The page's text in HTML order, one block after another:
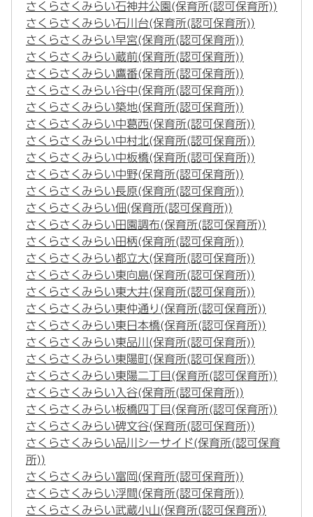
さくらさくみらい石神井公園(保育所(認可保育所))
さくらさくみらい石川台(保育所(認可保育所))
さくらさくみらい早宮(保育所(認可保育所))
さくらさくみらい蔵前(保育所(認可保育所))
さくらさくみらい鷹番(保育所(認可保育所))
さくらさくみらい谷中(保育所(認可保育所))
さくらさくみらい築地(保育所(認可保育所))
さくらさくみらい中葛西(保育所(認可保育所))
さくらさくみらい中村北(保育所(認可保育所))
さくらさくみらい中板橋(保育所(認可保育所))
さくらさくみらい中野(保育所(認可保育所))
さくらさくみらい長原(保育所(認可保育所))
さくらさくみらい佃(保育所(認可保育所))
さくらさくみらい田園調布(保育所(認可保育所))
さくらさくみらい田柄(保育所(認可保育所))
さくらさくみらい都立大(保育所(認可保育所))
さくらさくみらい東向島(保育所(認可保育所))
さくらさくみらい東大井(保育所(認可保育所))
さくらさくみらい東仲通り(保育所(認可保育所))
さくらさくみらい東日本橋(保育所(認可保育所))
さくらさくみらい東品川(保育所(認可保育所))
さくらさくみらい東陽町(保育所(認可保育所))
さくらさくみらい東陽二丁目(保育所(認可保育所))
さくらさくみらい入谷(保育所(認可保育所))
さくらさくみらい板橋四丁目(保育所(認可保育所))
さくらさくみらい碑文谷(保育所(認可保育所))
さくらさくみらい品川シーサイド(保育所(認可保育
所))
さくらさくみらい富岡(保育所(認可保育所))
さくらさくみらい浮間(保育所(認可保育所))
さくらさくみらい武蔵小山(保育所(認可保育所))